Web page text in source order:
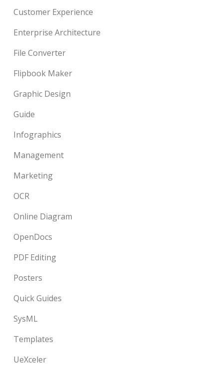
Customer Experience
Enterprise Architecture
File Converter
Flipbook Maker
Graphic Design
Guide
Infographics
Management
Marketing
OCR
Online Diagram
OpenDocs
PDF Editing
Posters
Quick Guides
SysML
Templates
UeXceler